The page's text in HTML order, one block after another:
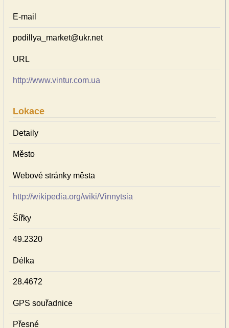
E-mail
podillya_market@ukr.net
URL
http://www.vintur.com.ua
Lokace
Detaily
Město
Webové stránky města
http://wikipedia.org/wiki/Vinnytsia
Šířky
49.2320
Délka
28.4672
GPS souřadnice
Přesné